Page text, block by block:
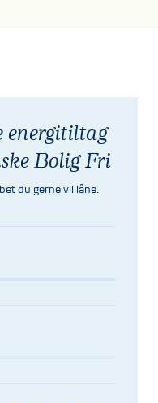
energitiltag
Bolig Fri
du gerne vil låne.